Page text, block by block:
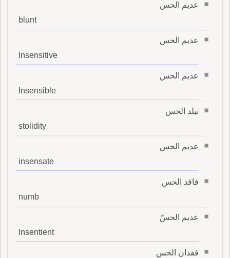
عديم الحس
blunt
عديم الحس
Insensitive
عديم الحس
Insensible
تبلد الحس
stolidity
عديم الحس
insensate
فاقد الحس
numb
عديم الحسّ
Insentient
فقدان الحس